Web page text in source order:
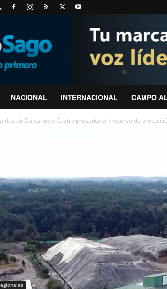
NACIONAL INTERNACIONAL CAMPO
de Dalcahue y Castro presentarán recurso de